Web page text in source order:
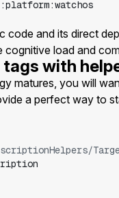
and its direct
cognitive load and
with
matures, you will
a perfect way to